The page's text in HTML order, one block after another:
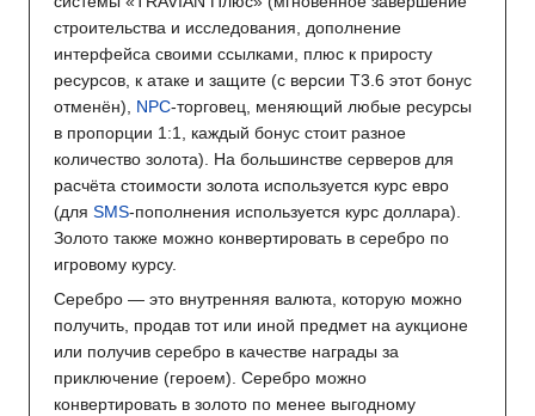
строительства и исследования, дополнение
интерфейса своими ссылками, плюс к приросту
ресурсов, к атаке и защите (с версии Т3.6 этот бонус
отменён), NPC-торговец, меняющий любые ресурсы
в пропорции 1:1, каждый бонус стоит разное
количество золота). На большинстве серверов для
расчёта стоимости золота используется курс евро
(для SMS-пополнения используется курс доллара).
Золото также можно конвертировать в серебро по
игровому курсу.
Серебро — это внутренняя валюта, которую можно
получить, продав тот или иной предмет на аукционе
или получив серебро в качестве награды за
приключение (героем). Серебро можно
конвертировать в золото по менее выгодному